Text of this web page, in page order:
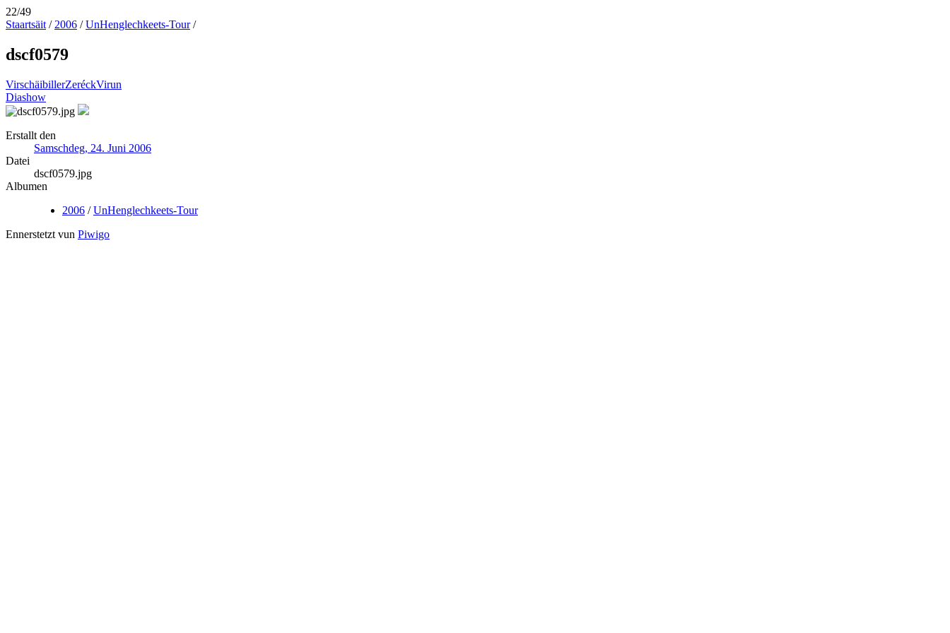
22/49
Staartsäit / 2006 /UnHenglechkeets-Tour/
dscf0579
VirschäibillerZeréckVirun
Diashow
Erstallt den
Samschdeg, 24. Juni 2006
Datei
dscf0579.jpg
Albumen
2006 /UnHenglechkeets-Tour
Ennerstetzt vun Piwigo